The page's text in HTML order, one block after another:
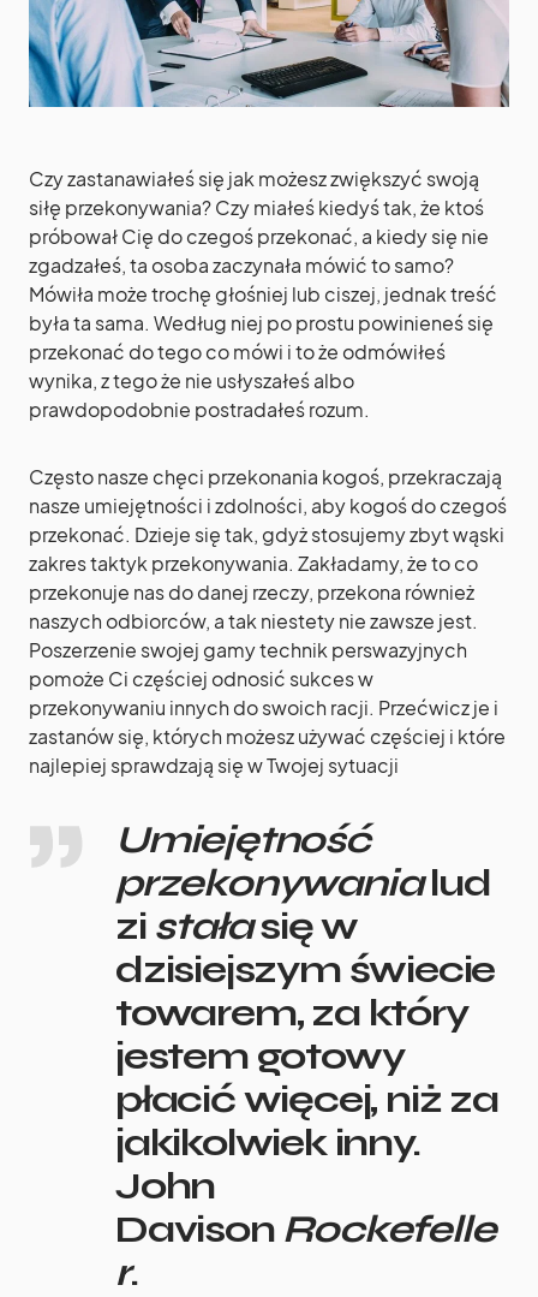
Czy zastanawiałeś się jak możesz zwiększyć swoją
siłę przekonywania? Czy miałeś kiedyś tak, że ktoś
próbował Cię do czegoś przekonać, a kiedy się nie
zgadzałeś, ta osoba zaczynała mówić to samo?
Mówiła może trochę głośniej lub ciszej, jednak treść
była ta sama. Według niej po prostu powinieneś się
przekonać do tego co mówi i to że odmówiłeś
wynika, z tego że nie usłyszałeś albo
prawdopodobnie postradałeś rozum.
Często nasze chęci przekonania kogoś, przekraczają
nasze umiejętności i zdolności, aby kogoś do czegoś
przekonać. Dzieje się tak, gdyż stosujemy zbyt wąski
zakres taktyk przekonywania. Zakładamy, że to co
przekonuje nas do danej rzeczy, przekona również
naszych odbiorców, a tak niestety nie zawsze jest.
Poszerzenie swojej gamy technik perswazyjnych
pomoże Ci częściej odnosić sukces w
przekonywaniu innych do swoich racji. Przećwicz je i
zastanów się, których możesz używać częściej i które
najlepiej sprawdzają się w Twojej sytuacji
Umiejętność
przekonywanialud
zi stałasię w
dzisiejszym świecie
towarem, za który
jestem gotowy
płacić więcej, niż za
jakikolwiek inny.
John
Davison Rockefelle
r.